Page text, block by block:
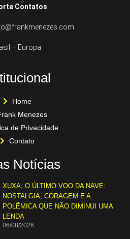
Contatos
– Europa
Home
Menezes
de Privacidade
Contato
Notícias
XUXA, O ÚLTIMO VOO DA NAVE:
NOSTALGIA, CORAGEM E A
POLÊMICA QUE NÃO DIMINUI UMA
LENDA
06/08/2026